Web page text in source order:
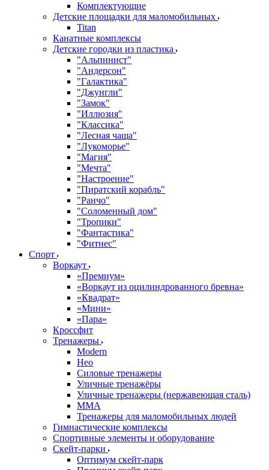
Комплектующие
Детские площадки для маломобильных
Titan
Канатные комплексы
Детские городки из пластика
"Альпинист"
"Андерсон"
"Галактика"
"Джунгли"
"Замок"
"Иллюзия"
"Классика"
"Лесная чаща"
"Лукоморье"
"Магия"
"Мечта"
"Настроение"
"Пиратский корабль"
"Ранчо"
"Соломенный дом"
"Тропики"
"Фантастика"
"Фитнес"
Спорт
Воркаут
«Премиум»
«Воркаут из оцилиндрованного бревна»
«Квадрат»
«Мини»
«Пара»
Кроссфит
Тренажеры
Modern
Нео
Силовые тренажеры
Уличные тренажёры
Уличные тренажеры (нержавеющая сталь)
ММА
Тренажеры для маломобильных людей
Гимнастические комплексы
Спортивные элементы и оборудование
Скейт-парки
Оптимум скейт-парк